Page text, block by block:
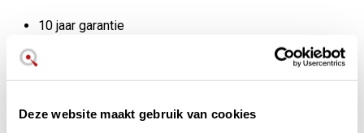
Deze website maakt gebruik van cookies
10 jaar garantie
Verse pasta in vele vormen
Het leukste aan deze leuke pastasnijder is dat je er